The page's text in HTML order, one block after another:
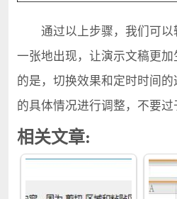
通过以上步骤，我们可以
一张地出现，让演示文稿更
的是，切换效果和定时时间
的具体情况进行调整，不要过
相关文章: